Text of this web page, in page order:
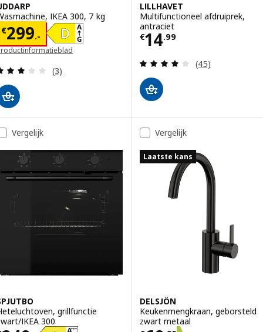
IKEA 300, 7 kg
€299.-
€ 299.-
Beoordeling: 3 van 5 sterren. Totaal
(3)
LILLHAVET
Multifunctioneel afdruiprek,
antraciet
€14.99
Prijs € 14.99
Beoordeling:
(45)
Vergelijk
grillfunctie
IKEA 300
Vergelijk
Laatste kans
DELSJÖN
Keukenmengkraan, geborsteld
zwart metaal